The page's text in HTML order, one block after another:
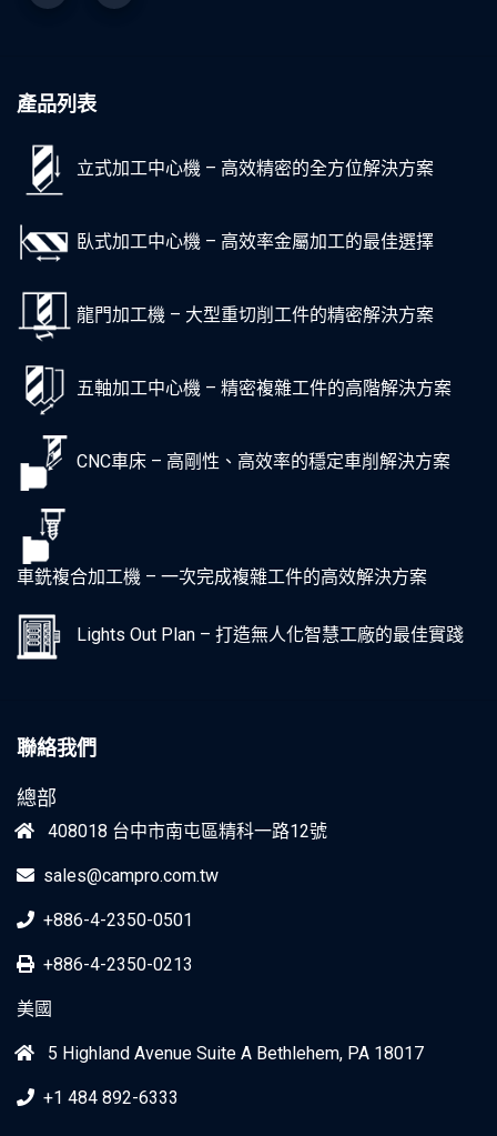
產品列表
立式加工中心機 – 高效精密的全方位解決方案
臥式加工中心機 – 高效率金屬加工的最佳選擇
龍門加工機 – 大型重切削工件的精密解決方案
五軸加工中心機 – 精密複雜工件的高階解決方案
CNC車床 – 高剛性、高效率的穩定車削解決方案
車銑複合加工機 – 一次完成複雜工件的高效解決方案
Lights Out Plan – 打造無人化智慧工廠的最佳實踐
聯絡我們
總部
408018 台中市南屯區精科一路12號
sales@campro.com.tw
+886-4-2350-0501
+886-4-2350-0213
美國
5 Highland Avenue Suite A Bethlehem, PA 18017
+1 484 892-6333